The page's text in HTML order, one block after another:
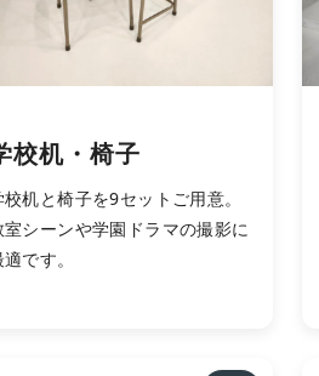
校机・椅子
校机と椅子を9セットご用意。
室シーンや学園ドラマの撮影に
です。